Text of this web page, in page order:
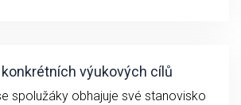
konkrétních výukových cílů
spolužáky obhajuje své stanovisko